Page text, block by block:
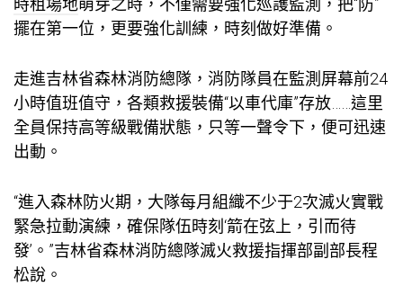
時租場地萌芽之時，不僅需要強化巡護監測，把“防”
擺在第一位，更要強化訓練，時刻做好準備。
走進吉林省森林消防總隊，消防隊員在監測屏幕前24
小時值班值守，各類救援裝備“以車代庫”存放……這里
全員保持高等級戰備狀態，只等一聲令下，便可迅速
出動。
“進入森林防火期，大隊每月組織不少于2次滅火實戰
緊急拉動演練，確保隊伍時刻‘箭在弦上，引而待
發’。”吉林省森林消防總隊滅火救援指揮部副部長程
松說。